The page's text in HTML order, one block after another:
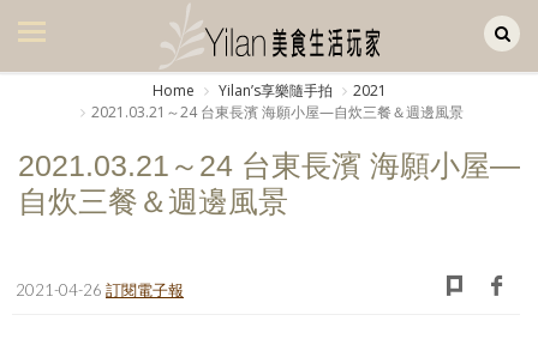
美食集
美飲集
廚房集
旅遊集
Home Yilanʼs享樂隨手拍
2021
2021.03.21～24 台東長濱 海願小屋—自炊三餐＆週邊風景
2021.03.21～24 台東長濱 海願小屋—
自炊三餐＆週邊風景
2021-04-26 訂閱電子報